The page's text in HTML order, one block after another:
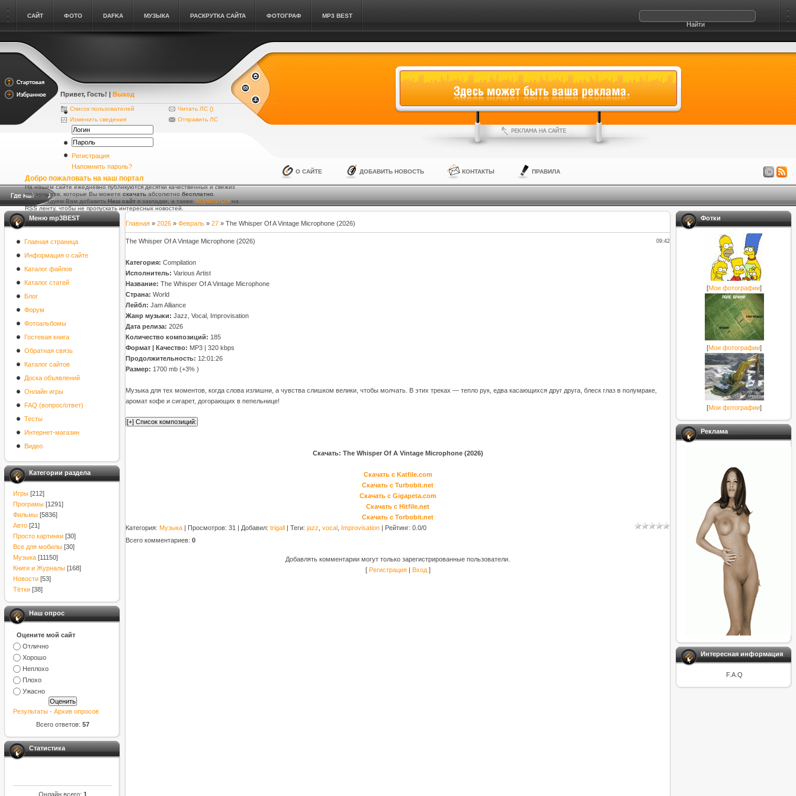
САЙТ ФОТО DAFKA МУЗЫКА РАСКРУТКА САЙТА ФОТОГРАФ MP3 BEST
Привет, Гость! | Выход
Список пользователей
Изменить сведения
Читать ЛС ()
Отправить ЛС
Регистрация
Напомнить пароль?
Добро пожаловать на наш портал
На нашем сайте ежедневно публикуются десятки качественных и свежих
материалов, которые Вы можете скачать абсолютно бесплатно.
Рекомендуем Вам добавитьНаш сайтв закладки, а такжеподписатьсяна
RSS ленту, чтобы не пропускать интересных новостей.
О САЙТЕ ДОБАВИТЬ НОВОСТЬ КОНТАКТЫ ПРАВИЛА
Меню mp3BEST
Главная страница
Информация о сайте
Каталог файлов
Каталог статей
Блог
Форум
Фотоальбомы
Гостевая книга
Обратная связь
Каталог сайтов
Доска объявлений
Онлайн игры
FAQ (вопрос/ответ)
Тесты
Интернет-магазин
Видео
Категории раздела
Игры [212]
Програмы [1291]
Фильмы [5836]
Авто [21]
Просто картинки [30]
Все для мобилы [30]
Музыка [11150]
Книги и Журналы [168]
Новости [53]
Тётки [38]
Наш опрос
Оцените мой сайт
Отлично
Хорошо
Неплохо
Плохо
Ужасно
Результаты · Архив опросов
Всего ответов: 57
Статистика
Онлайн всего: 1
Главная » 2026 » Февраль » 27 » The Whisper Of A Vintage Microphone (2026)
09:42
The Whisper Of A Vintage Microphone (2026)
Категория: Compilation
Исполнитель: Various Artist
Название: The Whisper Of A Vintage Microphone
Страна: World
Лейбл: Jam Alliance
Жанр музыки: Jazz, Vocal, Improvisation
Дата релиза: 2026
Количество композиций: 185
Формат | Качество: MP3 | 320 kbps
Продолжительность: 12:01:26
Размер: 1700 mb (+3% )
Музыка для тех моментов, когда слова излишни, а чувства слишком велики, чтобы молчать. В этих треках — тепло рук, едва касающихся друг друга, блеск глаз в полумраке,
аромат кофе и сигарет, догорающих в пепельнице!
Скачать: The Whisper Of A Vintage Microphone (2026)
Скачать с Katfile.com
Скачать с Turbobit.net
Скачать с Gigapeta.com
Скачать с Hitfile.net
Скачать с Torbobit.net
Категория: Музыка | Просмотров: 31 | Добавил: trigall | Теги: jazz vocal Improvisation | Рейтинг: 0.0/0
Всего комментариев: 0
Добавлять комментарии могут только зарегистрированные пользователи.
[ Регистрация| Вход]
Фотки
[Мои фотографии]
[Мои фотографии]
[Мои фотографии]
Реклама
Интересная информация
F.A.Q